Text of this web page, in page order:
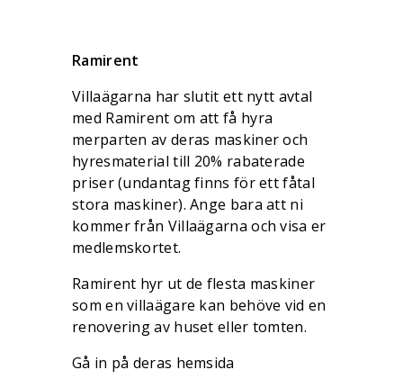
Ramirent
Villaägarna har slutit ett nytt avtal
med Ramirent om att få hyra
merparten av deras maskiner och
hyresmaterial till 20% rabaterade
priser (undantag finns för ett fåtal
stora maskiner). Ange bara att ni
kommer från Villaägarna och visa er
medlemskortet.
Ramirent hyr ut de flesta maskiner
som en villaägare kan behöve vid en
renovering av huset eller tomten.
Gå in på deras hemsida